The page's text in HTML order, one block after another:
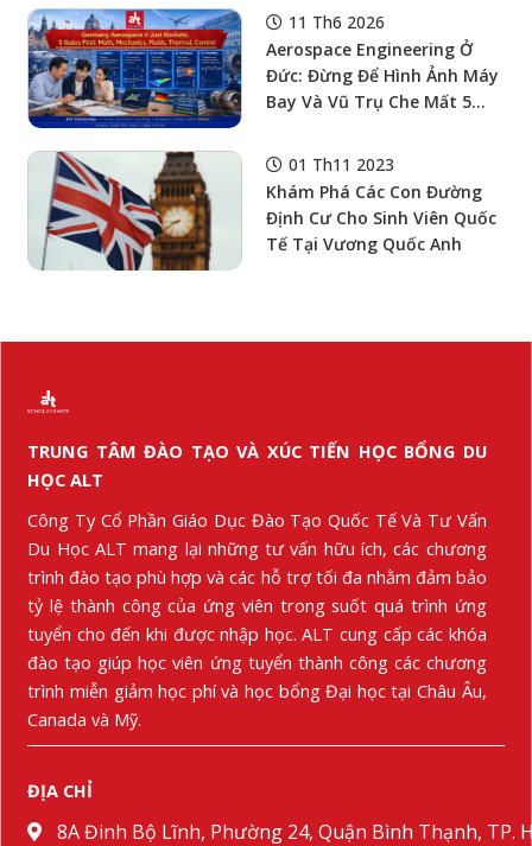
Grant, Tự Động Xét Khi Nộp
Đúng Deadline
11 Th6 2026
Aerospace Engineering Ở
Đức: Đừng Để Hình Ảnh Máy
Bay Và Vũ Trụ Che Mất 5
Dòng Chảy – Nhiệt – Điều
Khiển
01 Th11 2023
Khám Phá Các Con Đường
Định Cư Cho Sinh Viên Quốc
Tế Tại Vương Quốc Anh
TRUNG TÂM ĐÀO TẠO VÀ XÚC TIẾN HỌC BỔNG DU
HỌC ALT
Công Ty Cổ Phần Giáo Dục Đào Tạo Quốc Tế Và Tư Vấn
Du Học ALT mang lại những tư vấn hữu ích, các chương
trình đào tạo phù hợp và các hỗ trợ tối đa nhằm đảm bảo
tỷ lệ thành công của ứng viên trong suốt quá trình ứng
tuyển cho đến khi được nhập học. ALT cung cấp các khóa
đào tạo giúp học viên ứng tuyển thành công các chương
trình miễn giảm học phí và học bổng Đại học tại Châu Âu,
Canada và Mỹ.
ĐỊA CHỈ
8A Đinh Bộ Lĩnh, Phường 24, Quận Bình Thạnh, TP.